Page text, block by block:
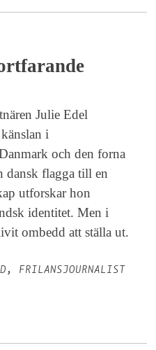
Julie Edel
i
och den forna
dansk flagga till en
utforskar hon
identitet. Men i
ombedd att ställa ut.
­FRILANSJOURNALIST